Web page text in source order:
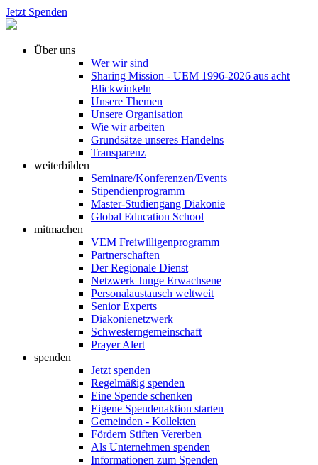
Jetzt Spenden
Über uns
Wer wir sind
Sharing Mission - UEM 1996-2026 aus acht
Blickwinkeln
Unsere Themen
Unsere Organisation
Wie wir arbeiten
Grundsätze unseres Handelns
Transparenz
weiterbilden
Seminare/Konferenzen/Events
Stipendienprogramm
Master-Studiengang Diakonie
Global Education School
mitmachen
VEM Freiwilligenprogramm
Partnerschaften
Der Regionale Dienst
Netzwerk Junge Erwachsene
Personalaustausch weltweit
Senior Experts
Diakonienetzwerk
Schwesterngemeinschaft
Prayer Alert
spenden
Jetzt spenden
Regelmäßig spenden
Eine Spende schenken
Eigene Spendenaktion starten
Gemeinden - Kollekten
Fördern Stiften Vererben
Als Unternehmen spenden
Informationen zum Spenden